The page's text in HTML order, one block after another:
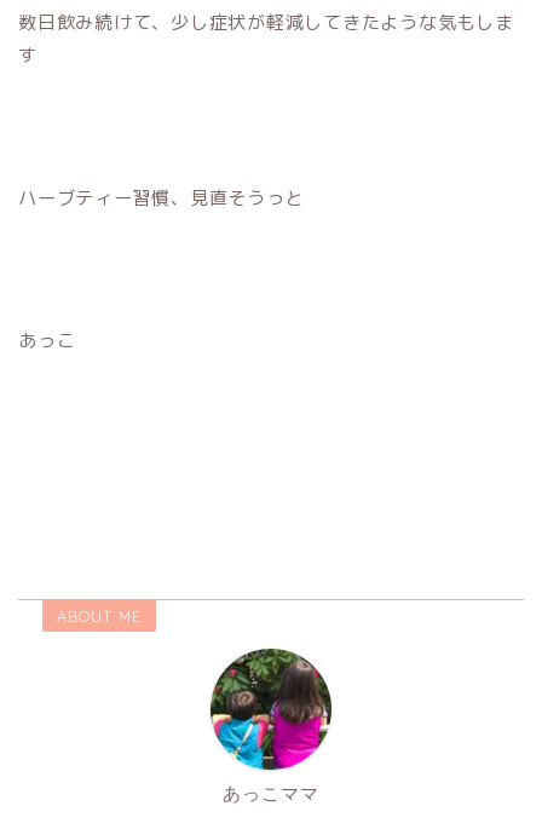
数日飲み続けて、少し症状が軽減してきたような気もしま
す
ハーブティー習慣、見直そうっと
あっこ
ABOUT ME
あっこママ